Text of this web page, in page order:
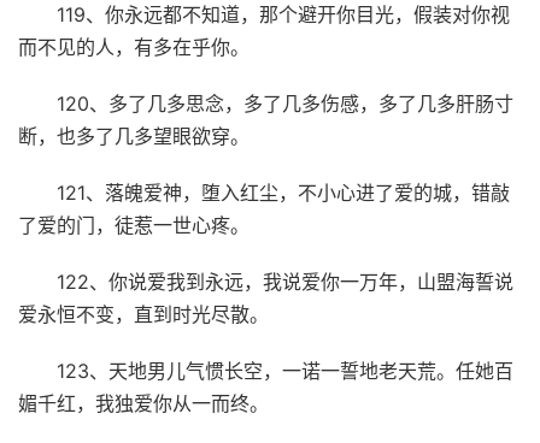
119、你永远都不知道，那个避开你目光，假装对你视
而不见的人，有多在乎你。
120、多了几多思念，多了几多伤感，多了几多肝肠寸
断，也多了几多望眼欲穿。
121、落魄爱神，堕入红尘，不小心进了爱的城，错敲
了爱的门，徒惹一世心疼。
122、你说爱我到永远，我说爱你一万年，山盟海誓说
爱永恒不变，直到时光尽散。
123、天地男儿气惯长空，一诺一誓地老天荒。任她百
媚千红，我独爱你从一而终。